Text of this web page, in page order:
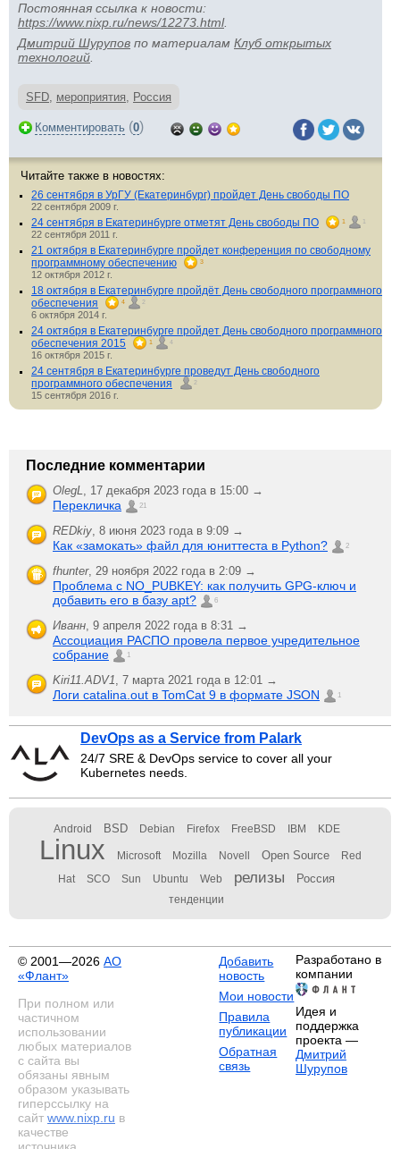
Постоянная ссылка к новости:
https://www.nixp.ru/news/12273.html.
Дмитрий Шурупов по материалам Клуб открытых
технологий
SFD, мероприятия, Россия
Комментировать (0)
Читайте также в новостях:
26 сентября в УрГУ (Екатеринбург) пройдет День свободы ПО
22 сентября 2009 г.
24 сентября в Екатеринбурге отметят День свободы ПО 1 1
22 сентября 2011 г.
21 октября в Екатеринбурге пройдет конференция по свободному
программному обеспечению
3
12 октября 2012 г.
18 октября в Екатеринбурге пройдёт День свободного программного
обеспечения
4 2
6 октября 2014 г.
24 октября в Екатеринбурге пройдет День свободного программного
обеспечения 2015
1 4
16 октября 2015 г.
24 сентября в Екатеринбурге проведут День свободного
программного обеспечения
2
15 сентября 2016 г.
Последние комментарии
OlegL, 17 декабря 2023 года в 15:00 →
Перекличка 21
REDkiy, 8 июня 2023 года в 9:09 →
Как «замокать» файл для юниттеста в Python? 2
fhunter, 29 ноября 2022 года в 2:09 →
Проблема с NO_PUBKEY: как получить GPG-ключ и
добавить его в базу apt?
6
Иванн, 9 апреля 2022 года в 8:31 →
Ассоциация РАСПО провела первое учредительное
собрание
1
Kiri11.ADV1, 7 марта 2021 года в 12:01 →
Логи catalina.out в TomCat 9 в формате JSON 1
DevOps as a Service from Palark
24/7 SRE & DevOps service to cover all your
Kubernetes needs.
Android BSD Debian Firefox FreeBSD IBM KDE
Linux Microsoft Mozilla Novell Open Source Red
Hat SCO Sun Ubuntu Web релизы Россия
тенденции
© 2001—2026 АО
«Флант»
При полном или
частичном
использовании
любых материалов
с сайта вы
обязаны явным
образом указывать
гиперссылку на
сайт www.nixp.ru в
качестве
Добавить
новость
Мои новости
Правила
публикации
Обратная
связь
Разработано в
компании
Идея и
поддержка
проекта —
Дмитрий
Шурупов